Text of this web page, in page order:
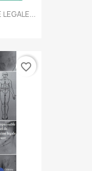
LEGALE...
favorite_border